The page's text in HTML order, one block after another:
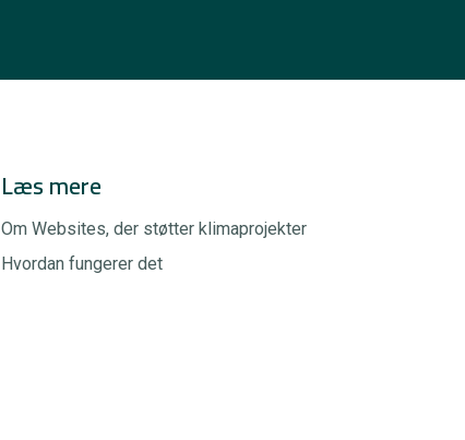
Læs mere
Om Websites, der støtter klimaprojekter
Hvordan fungerer det